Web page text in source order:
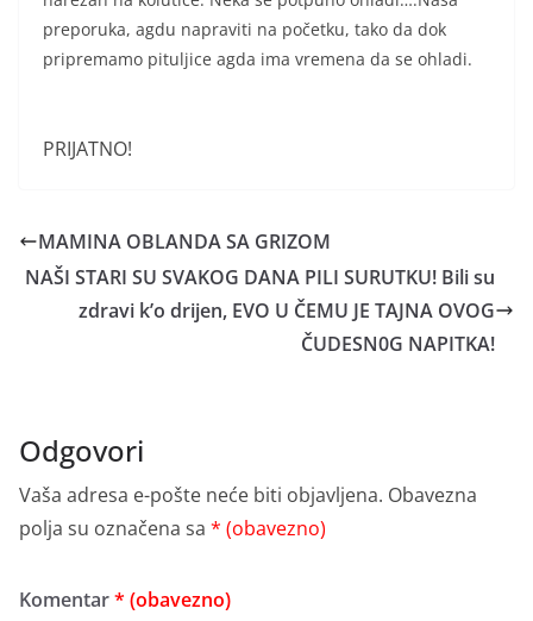
preporuka, agdu napraviti na početku, tako da dok
pripremamo pituljice agda ima vremena da se ohladi.
PRIJATNO!
MAMINA OBLANDA SA GRIZOM
NAŠI STARI SU SVAKOG DANA PILI SURUTKU! Bili su
zdravi k’o drijen, EVO U ČEMU JE TAJNA OVOG
ČUDESN0G NAPITKA!
Odgovori
Vaša adresa e-pošte neće biti objavljena. Obavezna
polja su označena sa * (obavezno)
Komentar* (obavezno)